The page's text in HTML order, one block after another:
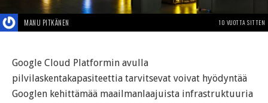
MANU PITKÄNEN 10 VUOTTA SITTEN
Google Cloud Platformin avulla
pilvilaskentakapasiteettia tarvitsevat voivat hyödyntää
Googlen kehittämää maailmanlaajuista infrastruktuuria